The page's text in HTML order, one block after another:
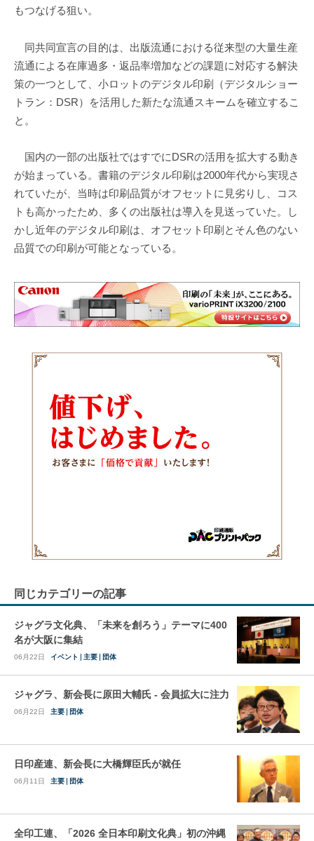
もつなげる狙い。
同共同宣言の目的は、出版流通における従来型の大量生産
流通による在庫過多・返品率増加などの課題に対応する解決
策の一つとして、小ロットのデジタル印刷（デジタルショー
トラン：DSR）を活用した新たな流通スキームを確立するこ
と。
国内の一部の出版社ではすでにDSRの活用を拡大する動き
が始まっている。書籍のデジタル印刷は2000年代から実現さ
れていたが、当時は印刷品質がオフセットに見劣りし、コス
トも高かったため、多くの出版社は導入を見送っていた。し
かし近年のデジタル印刷は、オフセット印刷とそん色のない
品質での印刷が可能となっている。
同じカテゴリーの記事
ジャグラ文化典、「未来を創ろう」テーマに400
名が大阪に集結
06月22日 イベント 主要 団体
ジャグラ、新会長に原田大輔氏 - 会員拡大に注力
06月22日 主要 団体
日印産連、新会長に大橋輝臣氏が就任
06月11日 主要 団体
全印工連、「2026 全日本印刷文化典」初の沖縄